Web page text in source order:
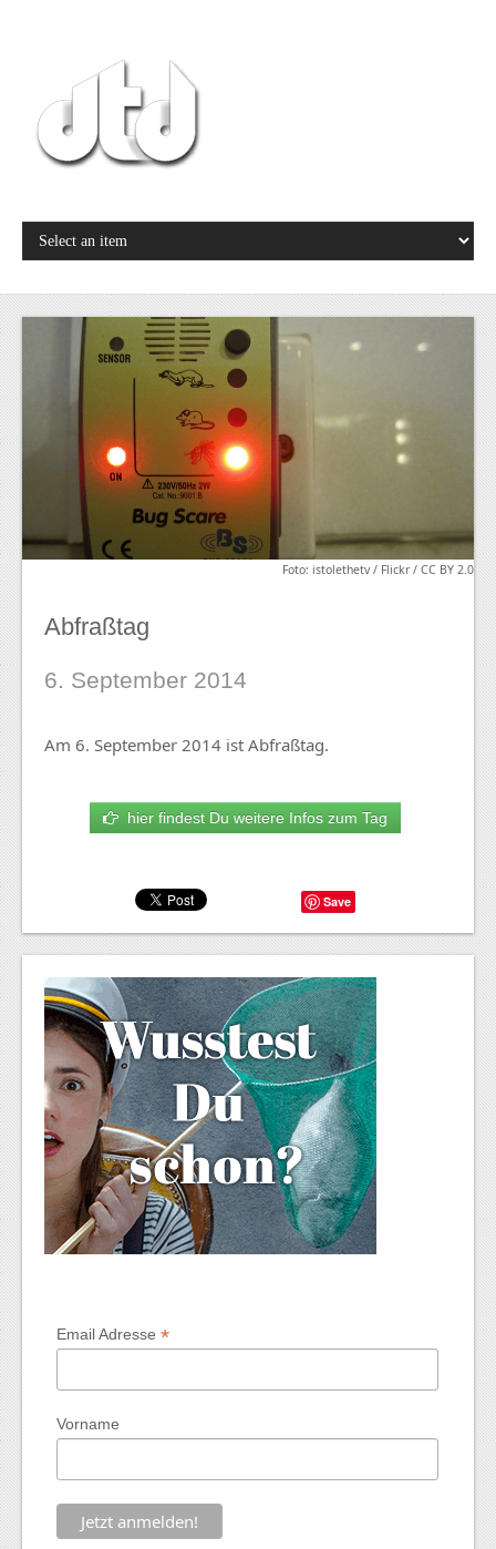
Foto: istolethetv / Flickr / CC BY 2.0
Abfraßtag
6. September 2014
Am 6. September 2014 ist Abfraßtag.
hier findest Du weitere Infos zum Tag
Save
Email Adresse*
Vorname